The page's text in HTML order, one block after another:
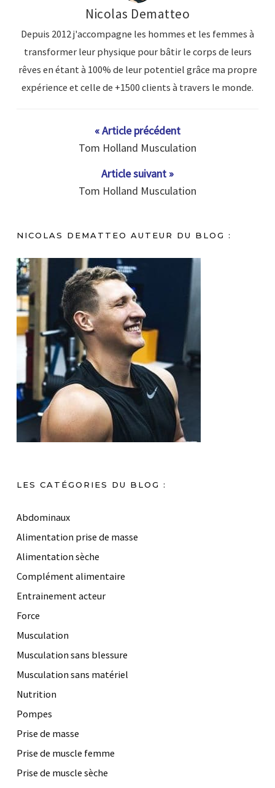
Nicolas Dematteo
Depuis 2012 j'accompagne les hommes et les femmes à
transformer leur physique pour bâtir le corps de leurs
rêves en étant à 100% de leur potentiel grâce ma propre
expérience et celle de +1500 clients à travers le monde.
« Article précédent
Tom Holland Musculation
Article suivant »
Tom Holland Musculation
NICOLAS DEMATTEO AUTEUR DU BLOG :
LES CATÉGORIES DU BLOG :
Abdominaux
Alimentation prise de masse
Alimentation sèche
Complément alimentaire
Entrainement acteur
Force
Musculation
Musculation sans blessure
Musculation sans matériel
Nutrition
Pompes
Prise de masse
Prise de muscle femme
Prise de muscle sèche